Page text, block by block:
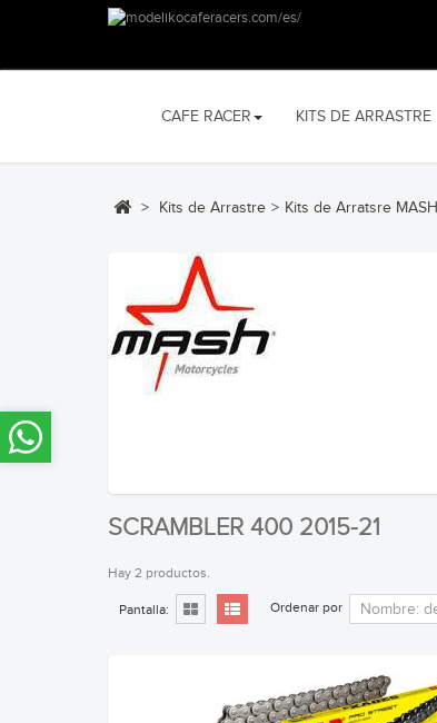
CAFE RACER KITS DE ARRASTRE
> Kits de Arrastre > Kits de Arratsre MASH
SCRAMBLER 400 2015-21
Hay 2 productos.
Pantalla: Ordenar por